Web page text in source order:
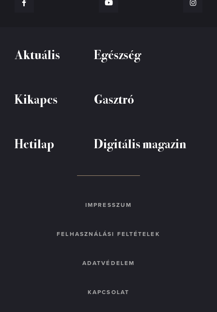
Aktuális Egészség
Kikapcs Gasztró
Hetilap Digitális magazin
IMPRESSZUM
FELHASZNÁLÁSI FELTÉTELEK
ADATVÉDELEM
KAPCSOLAT